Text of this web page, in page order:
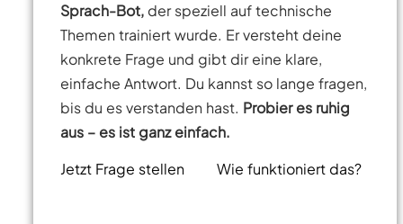
Sprach-Bot, der speziell auf technische
Themen trainiert wurde. Er versteht deine
konkrete Frage und gibt dir eine klare,
einfache Antwort. Du kannst so lange fragen,
bis du es verstanden hast. Probier es ruhig
aus – es ist ganz einfach.
Jetzt Frage stellen
Wie funktioniert das?